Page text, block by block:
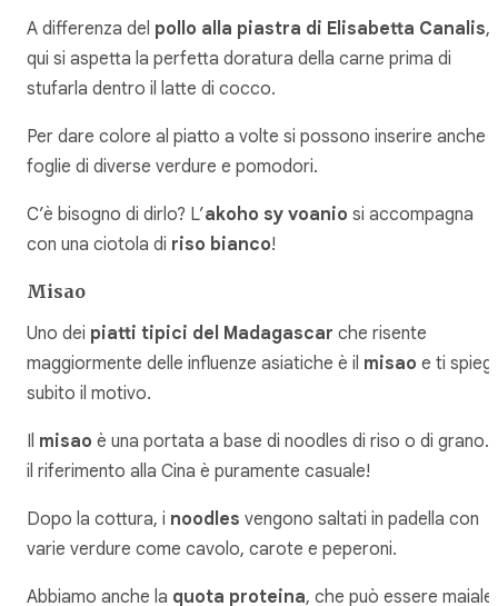
A differenza del pollo alla piastra di Elisabetta Canalis,
qui si aspetta la perfetta doratura della carne prima di
stufarla dentro il latte di cocco.
Per dare colore al piatto a volte si possono inserire anche
foglie di diverse verdure e pomodori.
C’è bisogno di dirlo? L’akoho sy voanio si accompagna
con una ciotola di riso bianco!
Misao
Uno dei piatti tipici del Madagascar che risente
maggiormente delle influenze asiatiche è il misao e ti
subito il motivo.
Il misao è una portata a base di noodles di riso o di grano…
il riferimento alla Cina è puramente casuale!
Dopo la cottura, i noodles vengono saltati in padella con
varie verdure come cavolo, carote e peperoni.
Abbiamo anche la quota proteina, che può essere maiale,